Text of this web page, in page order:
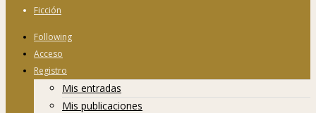
Ficción
Following
Acceso
Registro
Mis entradas
Mis publicaciones